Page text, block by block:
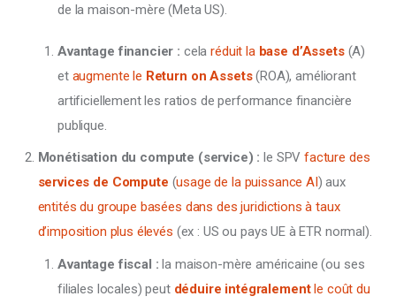
de la maison-mère (Meta US).
Avantage financier : celaréduit la base d’Assets (A)
et augmente le Return on Assets(ROA), améliorant
artificiellement les ratios de performance financière
publique.
Monétisation du compute (service) : le SPVfacture des
services de Compute (usage de la puissance AI ) aux
entités du groupe basées dans des juridictions à taux
d’imposition plus élevés (ex : US ou pays UE à ETR normal).
Avantage fiscal : la maison-mère américaine (ou ses
filiales locales) peut déduire intégralementle coût du